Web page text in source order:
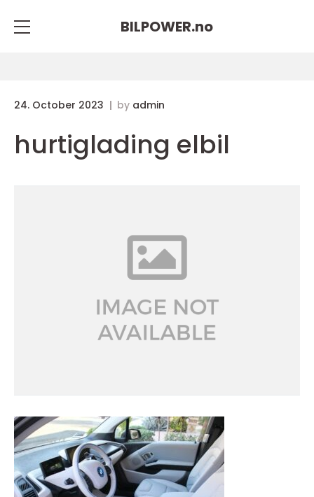
BILPOWER.no
24. October 2023 by admin
hurtiglading elbil